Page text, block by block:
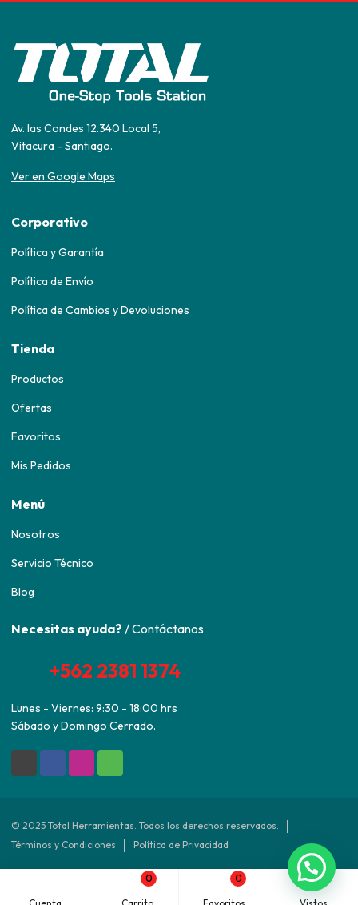
0 0
Av. las Condes 12.340 Local 5,
Vitacura - Santiago.
Ver en Google Maps
Corporativo
Política y Garantía
Política de Envío
Política de Cambios y Devoluciones
Tienda
Productos
Ofertas
Favoritos
Mis Pedidos
Menú
Nosotros
Servicio Técnico
Blog
Necesitas ayuda? / Contáctanos
+562 2381 1374
Lunes - Viernes: 9:30 - 18:00 hrs
Sábado y Domingo Cerrado.
© 2025 Total Herramientas. Todos los derechos reservados.
Términos y Condiciones
Política de Privacidad
Desarrollado porAgencia ED